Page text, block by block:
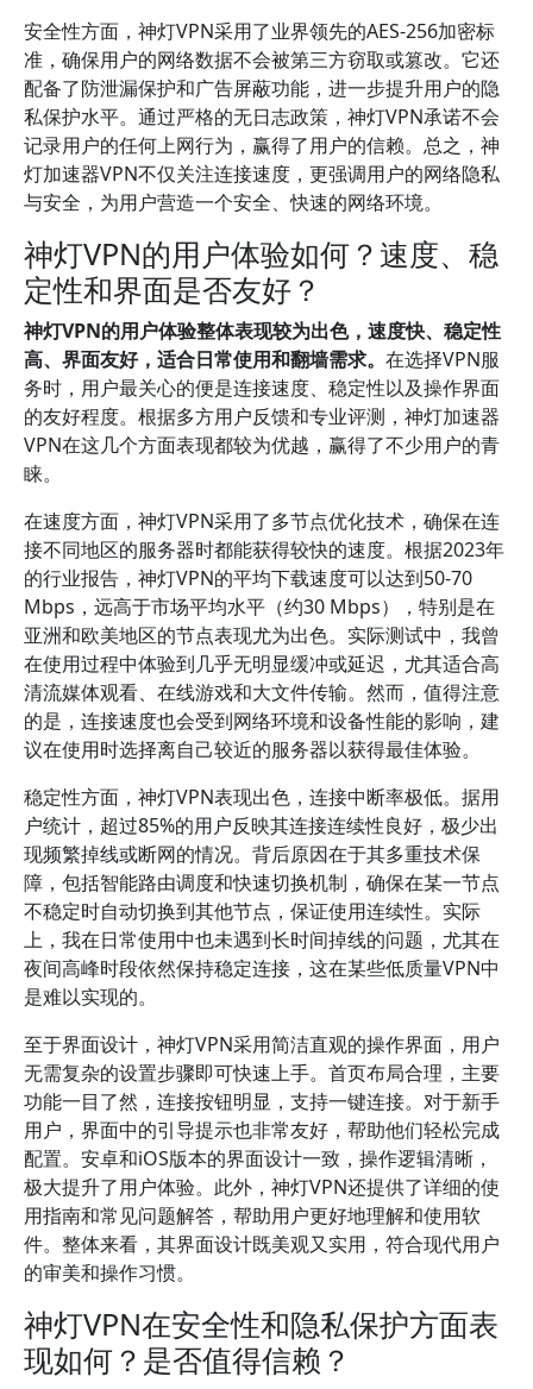
安全性方面，神灯VPN采用了业界领先的AES-256加密标
准，确保用户的网络数据不会被第三方窃取或篡改。它还
配备了防泄漏保护和广告屏蔽功能，进一步提升用户的隐
私保护水平。通过严格的无日志政策，神灯VPN承诺不会
记录用户的任何上网行为，赢得了用户的信赖。总之，神
灯加速器VPN不仅关注连接速度，更强调用户的网络隐私
与安全，为用户营造一个安全、快速的网络环境。
神灯VPN的用户体验如何？速度、稳
定性和界面是否友好？
神灯VPN的用户体验整体表现较为出色，速度快、稳定性
高、界面友好，适合日常使用和翻墙需求。 在选择VPN服
务时，用户最关心的便是连接速度、稳定性以及操作界面
的友好程度。根据多方用户反馈和专业评测，神灯加速器
VPN在这几个方面表现都较为优越，赢得了不少用户的青
睐。
在速度方面，神灯VPN采用了多节点优化技术，确保在连
接不同地区的服务器时都能获得较快的速度。根据2023年
的行业报告，神灯VPN的平均下载速度可以达到50-70
Mbps，远高于市场平均水平（约30 Mbps），特别是在
亚洲和欧美地区的节点表现尤为出色。实际测试中，我曾
在使用过程中体验到几乎无明显缓冲或延迟，尤其适合高
清流媒体观看、在线游戏和大文件传输。然而，值得注意
的是，连接速度也会受到网络环境和设备性能的影响，建
议在使用时选择离自己较近的服务器以获得最佳体验。
稳定性方面，神灯VPN表现出色，连接中断率极低。据用
户统计，超过85%的用户反映其连接连续性良好，极少出
现频繁掉线或断网的情况。背后原因在于其多重技术保
障，包括智能路由调度和快速切换机制，确保在某一节点
不稳定时自动切换到其他节点，保证使用连续性。实际
上，我在日常使用中也未遇到长时间掉线的问题，尤其在
夜间高峰时段依然保持稳定连接，这在某些低质量VPN中
是难以实现的。
至于界面设计，神灯VPN采用简洁直观的操作界面，用户
无需复杂的设置步骤即可快速上手。首页布局合理，主要
功能一目了然，连接按钮明显，支持一键连接。对于新手
用户，界面中的引导提示也非常友好，帮助他们轻松完成
配置。安卓和iOS版本的界面设计一致，操作逻辑清晰，
极大提升了用户体验。此外，神灯VPN还提供了详细的使
用指南和常见问题解答，帮助用户更好地理解和使用软
件。整体来看，其界面设计既美观又实用，符合现代用户
的审美和操作习惯。
神灯VPN在安全性和隐私保护方面表
现如何？是否值得信赖？